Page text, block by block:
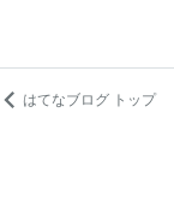
はてなブログ トップ